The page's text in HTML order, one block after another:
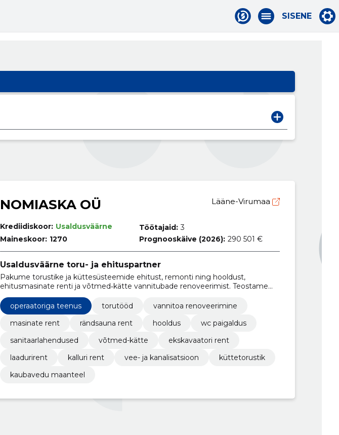
SISENE
NOMIASKA OÜ Lääne-Virumaa
Krediidiskoor: Usaldusväärne
Maineskoor: 1270
Töötajaid: 3
Prognooskäive (2026): 290 501 €
Usaldusväärne toru- ja ehituspartner
Pakume torustike ja küttesüsteemide ehitust, remonti ning hooldust,
ehitusmasinate renti ja võtmed‑kätte vannitubade renoveerimist. Teostame
sertifitseeritud tuletõkke paigaldust ja mobiilsauna rendi.
operaatoriga teenus
torutööd
vannitoa renoveerimine
masinate rent
rändsauna rent hooldus
wc paigaldus
sanitaarlahendused
võtmed-kätte
ekskavaatori rent
laadurirent
kalluri rent vee- ja kanalisatsioon
küttetorustik
kaubavedu maanteel